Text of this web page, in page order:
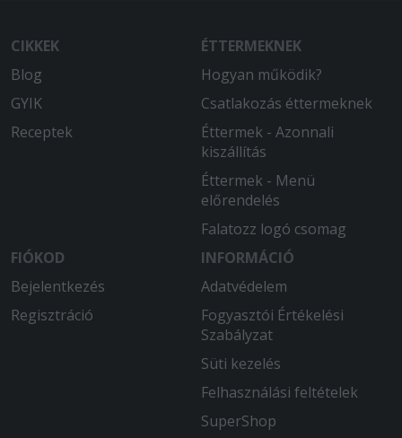
CIKKEK
Blog
GYIK
Receptek
ÉTTERMEKNEK
Hogyan működik?
Csatlakozás éttermeknek
Éttermek - Azonnali
kiszállítás
Éttermek - Menü
előrendelés
Falatozz logó csomag
FIÓKOD
Bejelentkezés
Regisztráció
INFORMÁCIÓ
Adatvédelem
Fogyasztói Értékelési
Szabályzat
Süti kezelés
Felhasználási feltételek
SuperShop